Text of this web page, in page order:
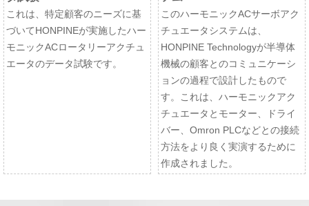
これは、特定顧客のニーズに基
づいてHONPINEが実施したハー
モニックACロータリーアクチュ
エータのデータ試験です。
このハーモニックACサーボアク
チュエータシステムは、
HONPINE Technologyが半導体
機械の顧客とのコミュニケーシ
ョンの過程で設計したもので
す。これは、ハーモニックアク
チュエータとモーター、ドライ
バー、Omron PLCなどとの接続
方法をより良く実演するために
作成されました。